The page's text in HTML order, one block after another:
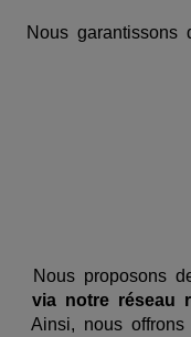
Nous garantissons
Nous proposons
via notre réseau
Ainsi, nous